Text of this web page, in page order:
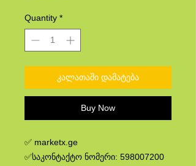
Quantity *
კალათაში დამატება
Buy Now
✅ marketx.ge
✅საკონტაქტო ნომერი: 598007200